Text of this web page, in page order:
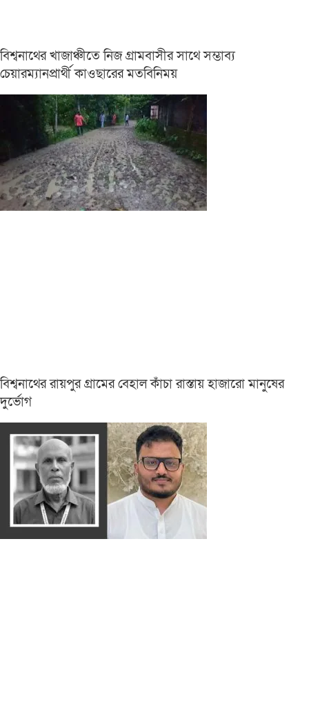
বিশ্বনাথের খাজাঞ্চীতে নিজ গ্রামবাসীর সাথে সম্ভাব্য
চেয়ারম্যানপ্রার্থী কাওছারের মতবিনিময়
বিশ্বনাথের রায়পুর গ্রামের বেহাল কাঁচা রাস্তায় হাজারো মানুষের
দুর্ভোগ